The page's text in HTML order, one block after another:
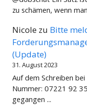
zu schämen, wenn
Nicole zu Bitte
(Update)
31. August 2023
Auf dem Schreiben
Nummer: 07221 92
gegangen ...